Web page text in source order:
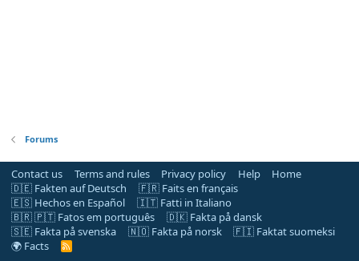
Forums
Contact us Terms and rules Privacy policy Help
Home
🇩🇪 Fakten auf Deutsch
🇫🇷 Faits en français
🇪🇸 Hechos en Español
🇮🇹 Fatti in Italiano
🇧🇷 🇵🇹 Fatos em português
🇩🇰 Fakta på dansk
🇸🇪 Fakta på svenska
🇳🇴 Fakta på norsk
🇫🇮 Faktat suomeksi
🌍 Facts
R